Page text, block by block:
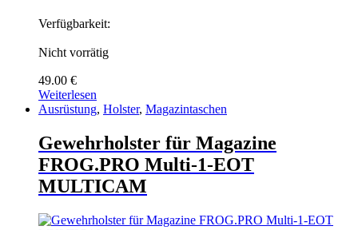
Verfügbarkeit:
Nicht vorrätig
49.00 €
Weiterlesen
Ausrüstung, Holster, Magazintaschen
Gewehrholster für Magazine
FROG.PRO Multi-1-EOT
MULTICAM